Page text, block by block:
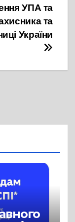
УПА та
та
України